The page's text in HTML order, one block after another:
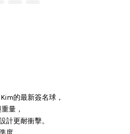
的最新簽名球，
量，
計更耐衝擊。